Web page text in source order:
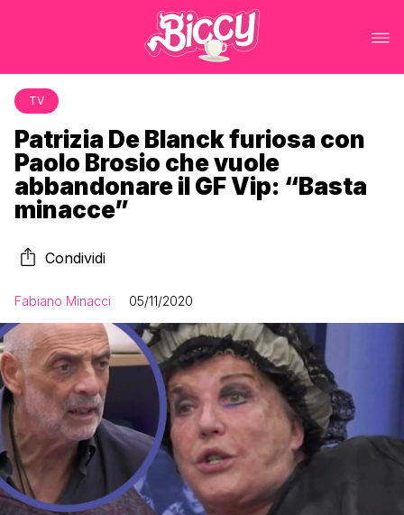
TV
Patrizia De Blanck furiosa con
Paolo Brosio che vuole
abbandonare il GF Vip: “Basta
minacce”
Condividi
Fabiano Minacci 05/11/2020